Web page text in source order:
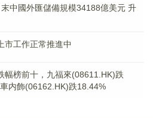
中國外匯儲備規模34188億美元 升
市工作正常推進中
幅榜前十，九福來(08611.HK)跌
内飾(06162.HK)跌18.44%